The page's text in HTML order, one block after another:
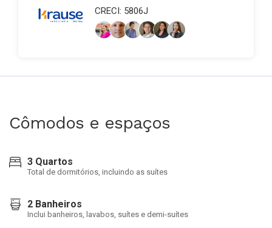
CRECI: 5806J
Cômodos e espaços
3 Quartos
Total de dormitórios, incluindo as suítes
2 Banheiros
Inclui banheiros, lavabos, suítes e demi-suítes